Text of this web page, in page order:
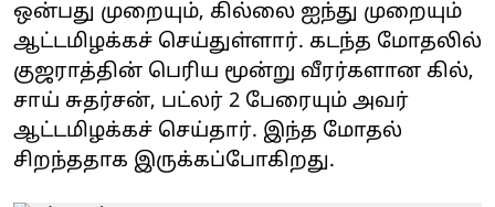
ஒன்பது முறையும், கில்லை ஐந்து முறையும்
ஆட்டமிழக்கச் செய்துள்ளார். கடந்த மோதலில்
குஜராத்தின் பெரிய மூன்று வீரர்களான கில்,
சாய் சுதர்சன், பட்லர் 2 பேரையும் அவர்
ஆட்டமிழக்கச் செய்தார். இந்த மோதல்
சிறந்ததாக இருக்கப்போகிறது.